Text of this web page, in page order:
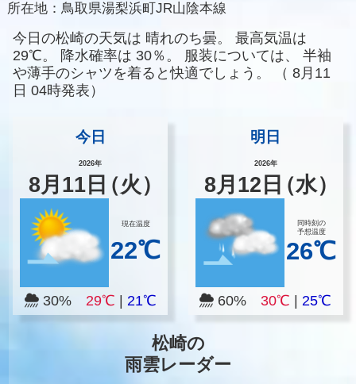
所在地： 鳥取県湯梨浜町JR山陰本線
今日の松崎の天気は 晴れのち曇。
最高気温は
29℃。
降水確率は 30％。 服装については、
半袖
や薄手のシャツを着ると快適でしょう。
（ 8月11
日 04時発表）
今日
2026年
8月 11日（火）
現在温度
22℃
30% 29℃ 21℃
明日
2026年
8月 12 日（水）
同時刻の
予想温度
26℃
60% 30℃ |25℃
松崎の
雨雲レーダー